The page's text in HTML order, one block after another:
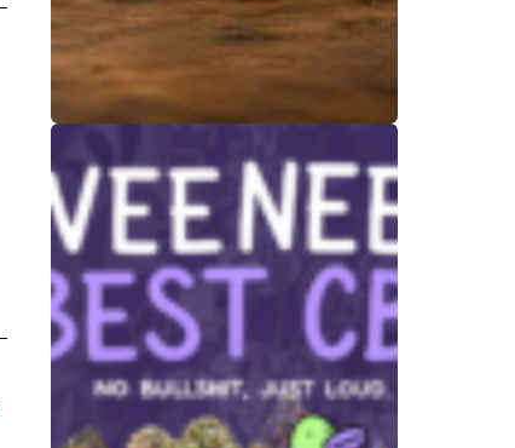
Bubble hash :
qu'est-ce que c'est
? Full melt, fresh
frozen et critères
de qualité
25 juin 2026